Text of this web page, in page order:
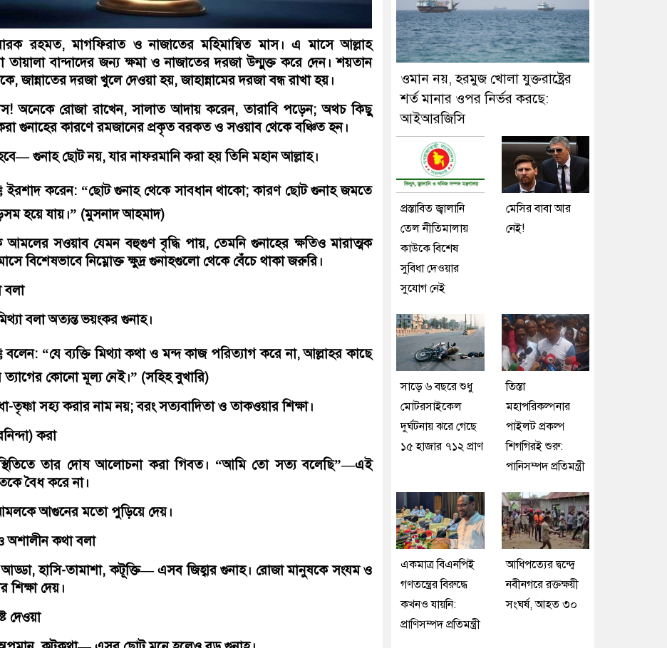
রহমত, মাগফিরাত ও নাজাতের মহিমান্বিত মাস। এ মাসে আল্লাহ
তায়ালা বান্দাদের জন্য ক্ষমা ও নাজাতের দরজা উন্মুক্ত করে দেন। শয়তান
জান্নাতের দরজা খুলে দেওয়া হয়, জাহান্নামের দরজা বন্ধ রাখা হয়।
অনেকে রোজা রাখেন, সালাত আদায় করেন, তারাবি পড়েন; অথচ কিছু
গুনাহের কারণে রমজানের প্রকৃত বরকত ও সওয়াব থেকে বঞ্চিত হন।
গুনাহ ছোট নয়, যার নাফরমানি করা হয় তিনি মহান আল্লাহ।
হয়ে যায়।” (মুসনাদ আহমাদ)
আমলের সওয়াব যেমন বহুগুণ বৃদ্ধি পায়, তেমনি গুনাহের ক্ষতিও মারাত্মক
বিশেষভাবে নিম্নোক্ত ক্ষুদ্র গুনাহগুলো থেকে বেঁচে থাকা জরুরি।
বলা
বলা অত্যন্ত ভয়ংকর গুনাহ।
ত্যাগের কোনো মূল্য নেই।” (সহিহ বুখারি)
তৃষ্ণা সহ্য করার নাম নয়; বরং সত্যবাদিতা ও তাকওয়ার শিক্ষা।
করা
তার দোষ আলোচনা করা গিবত। “আমি তো সত্য বলেছি”—এই
বৈধ করে না।
আগুনের মতো পুড়িয়ে দেয়।
কথা বলা
হাসি-তামাশা, কটূক্তি— এসব জিহ্বার গুনাহ। রোজা মানুষকে সংযম ও
দেয়।
দেওয়া
ওমান নয়, হরমুজ খোলা যুক্তরাষ্ট্রের
শর্ত মানার ওপর নির্ভর করছে:
আইআরজিসি
প্রস্তাবিত জ্বালানি
তেল নীতিমালায়
কাউকে বিশেষ
সুবিধা দেওয়ার
সুযোগ নেই
মেসির বাবা আর
নেই!
সাড়ে ৬ বছরে শুধু
মোটরসাইকেল
দুর্ঘটনায় ঝরে গেছে
১৫ হাজার ৭১২ প্রাণ
তিস্তা
মহাপরিকল্পনার
পাইলট প্রকল্প
শিগগিরই শুরু:
পানিসম্পদ প্রতিমন্ত্রী
একমাত্র বিএনপিই
গণতন্ত্রের বিরুদ্ধে
কখনও যায়নি:
প্রাণিসম্পদ প্রতিমন্ত্রী
আধিপত্যের দ্বন্দ্বে
নবীনগরে রক্তক্ষয়ী
সংঘর্ষ, আহত ৩০